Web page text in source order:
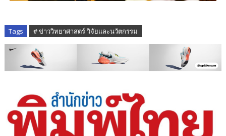
Tags # ข่าววิทยาศาสตร์ วิจัยและนวัตกรรม